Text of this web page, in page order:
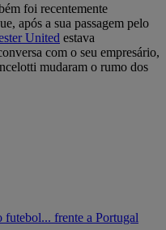
foi recentemente
após a sua passagem pelo
United estava
com o seu empresário,
mudaram o rumo dos
futebol... frente a Portugal